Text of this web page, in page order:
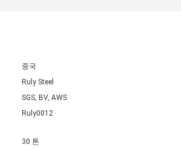
중국
Ruly Steel
SGS, BV, AWS
Ruly0012
30 톤